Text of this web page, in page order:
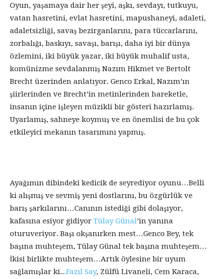
Oyun, yaşamaya dair her şeyi, aşkı, sevdayı, tutkuyu,
vatan hasretini, evlat hasretini, mapushaneyi, adaleti,
adaletsizliği, savaş bezirganlarını, para tüccarlarını,
zorbalığı, baskıyı, savaşı, barışı, daha iyi bir dünya
özlemini, iki büyük yazar, iki büyük muhalif usta,
komünizme sevdalanmış Nazım Hikmet ve Bertolt
Brecht üzerinden anlatıyor. Genco Erkal, Nazım’ın
şiirlerinden ve Brecht’in metinlerinden hareketle,
insanın içine işleyen müzikli bir gösteri hazırlamış.
Uyarlamış, sahneye koymuş ve en önemlisi de bu çok
etkileyici mekanın tasarımını yapmış.
Ayağımın dibindeki kedicik de seyrediyor oyunu…Belli
ki alışmış ve sevmiş yeni dostlarını, bu özgürlük ve
barış şarkılarını…Canının istediği gibi dolaşıyor,
kafasına esiyor gidiyor Tülay Günal’in yanına
oturuveriyor. Başı okşanırken mest…Genco Bey, tek
başına muhteşem, Tülay Günal tek başına muhteşem…
İkisi birlikte muhteşem…Artık öylesine bir uyum
sağlamışlar ki...Fazıl Say, Zülfü Livaneli, Cem Karaca,